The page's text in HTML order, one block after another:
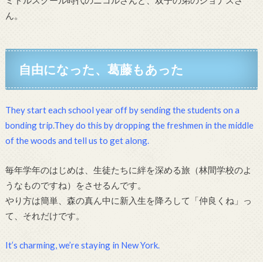
ん。
自由になった、葛藤もあった
They start each school year off by sending the students on a
bonding trip.They do this by dropping the freshmen in the middle
of the woods and tell us to get along.
毎年学年のはじめは、生徒たちに絆を深める旅（林間学校のよ
うなものですね）をさせるんです。
やり方は簡単、森の真ん中に新入生を降ろして「仲良くね」っ
て、それだけです。
It’s charming, we’re staying in New York.